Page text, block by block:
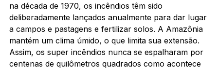
na década de 1970, os incêndios têm sido
deliberadamente lançados anualmente para dar lugar
a campos e pastagens e fertilizar solos. A Amazônia
mantém um clima úmido, o que limita sua extensão.
Assim, os super incêndios nunca se espalharam por
centenas de quilômetros quadrados como acontece